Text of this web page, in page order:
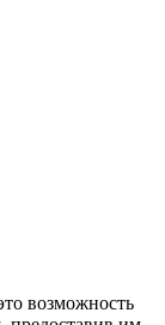
возможность